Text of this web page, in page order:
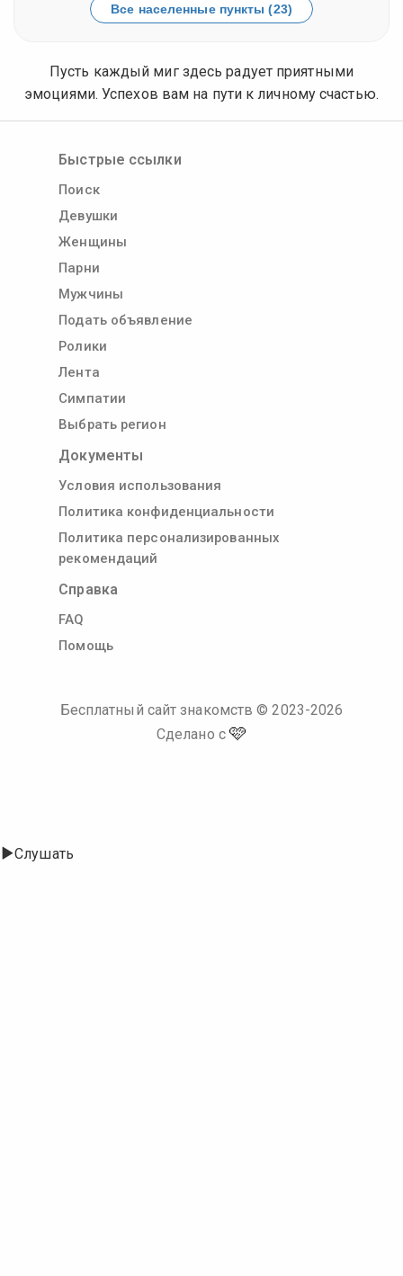
Все населенные пункты (23)
Пусть каждый миг здесь радует приятными
эмоциями. Успехов вам на пути к личному счастью.
Быстрые ссылки
Поиск
Девушки
Женщины
Парни
Мужчины
Подать объявление
Ролики
Лента
Симпатии
Выбрать регион
Документы
Условия использования
Политика конфиденциальности
Политика персонализированных
рекомендаций
Справка
FAQ
Помощь
Бесплатный сайт знакомств © 2023-2026
Сделано с 🩷
Слушать